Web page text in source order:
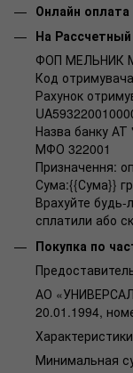
Онлайн оплата
На
ФОП МЕЛЬНИК
Код
Рахунок
Назва банку
МФО 322001
Призначення:
Сума:{{Сума}}
Врахуйте будь-
сплатили або
Покупка по
АО
20.01.1994,
Минимальная